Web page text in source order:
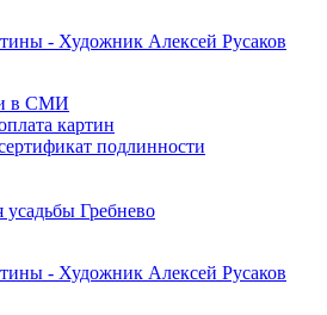
в СМИ
картин
подлинности
Гребнево